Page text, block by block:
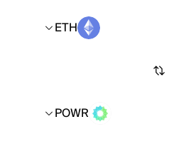
ETH
POWR